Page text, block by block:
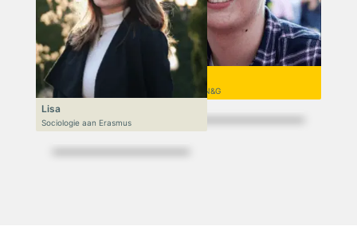
Niek
VWO 6, N&T/N&G
Lisa
Sociologie aan Erasmus